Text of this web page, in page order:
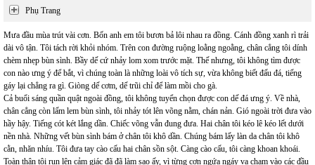
Phụ Trang
Mưa đầu mùa trút vài cơn. Bốn anh em tôi bươn bả lôi nhau ra đồng. Cánh đồng xanh rì trải
dài vô tận. Tôi tách rời khỏi nhóm. Trên con đường ruộng loằng ngoằng, chân cẳng tôi dính
chèm nhẹp bùn sình. Bầy dế cứ nhảy lom xom trước mặt. Thế nhưng, tôi không tìm được
con nào ưng ý để bắt, vì chúng toàn là những loài vô tích sự, vừa không biết đấu đá, tiếng
gáy lại chẳng ra gì. Giòng dế cơm, dế trũi chỉ để làm mồi cho gà.
Cả buổi sáng quần quật ngoài đồng, tôi không tuyển chọn được con dế đá ưng ý. Về nhà,
chân cẳng còn lấm lem bùn sình, tôi nhảy tót lên võng nằm, chán nản. Gió ngoài trời đưa vào
hầy hậy. Tiếng cót két lắng dần. Chiếc võng vẫn đung đưa. Hai chân tôi kéo lê kéo lết dưới
nền nhà. Những vết bùn sình bám ở chân tôi khô dần. Chúng bám lấy làn da chân tôi khô
cằn, nhăn nhíu. Tôi đưa tay cào cấu hai chân sồn sột. Càng cào cấu, tôi càng khoan khoái.
Toàn thân tôi run lên cảm giác đã đã làm sao ấy, vì từng cơn ngứa ngáy va chạm vào các đầu